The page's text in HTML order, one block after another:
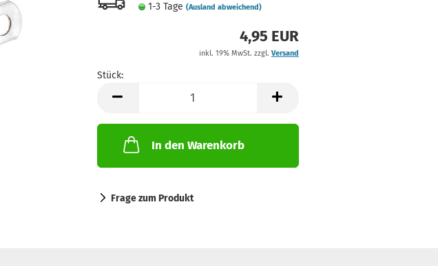
1-3 Tage (Ausland abweichend)
4,95 EUR
inkl. 19% MwSt. zzgl. Versand
Stück:
Stück
In den Warenkorb
Frage zum Produkt